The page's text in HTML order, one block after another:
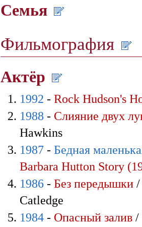
Семья
Фильмография
Актёр
1992 -Rock Hudson's
1988 - Слияние двух
Hawkins
1987 - Бедная
Barbara Hutton Story
1986 -Без передышки
Catledge
1984 - Опасный залив /